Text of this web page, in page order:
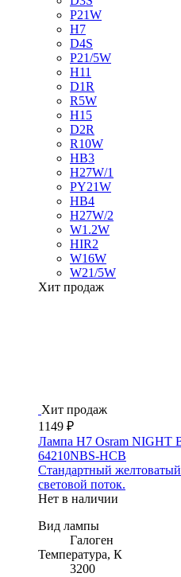
P21W
H7
D4S
P21/5W
H11
D1R
R5W
H15
D2R
R10W
HB3
H27W/1
PY21W
HB4
H27W/2
W1.2W
HIR2
W16W
W21/5W
Хит продаж
Хит продаж
1149 ₽
Лампа H7 Osram NIGHT
64210NBS-HCB
Стандартный
световой поток.
Нет в наличии
Вид лампы
Галоген
Температура, К
3200